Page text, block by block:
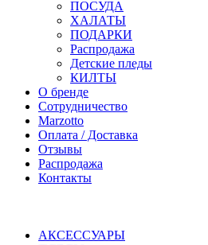
ПОСУДА
ХАЛАТЫ
ПОДАРКИ
Распродажа
Детские пледы
КИЛТЫ
О бренде
Сотрудничество
Marzotto
Оплата / Доставка
Отзывы
Распродажа
Контакты
АКСЕССУАРЫ